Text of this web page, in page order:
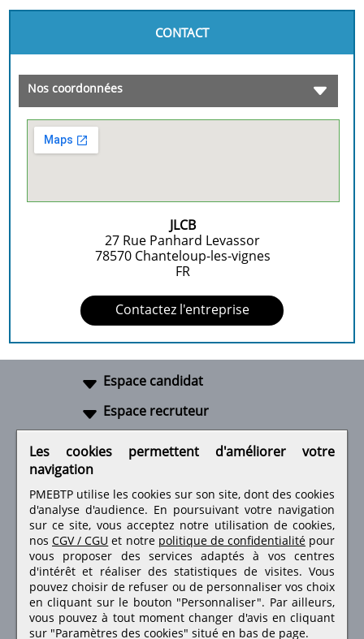
CONTACT
Nos coordonnées
JLCB
27 Rue Panhard Levassor
78570 Chanteloup-les-vignes
FR
Contactez l'entreprise
Espace candidat
Espace recruteur
Retrouvez-nous sur les réseaux sociaux
Les cookies permettent d'améliorer votre
navigation
PMEBTP utilise les cookies sur son site, dont des cookies
d'analyse d'audience. En poursuivant votre navigation
sur ce site, vous acceptez notre utilisation de cookies,
nos CGV / CGU et notre politique de confidentialité pour
vous proposer des services adaptés à vos centres
d'intérêt et réaliser des statistiques de visites.Vous
pouvez choisir de refuser ou de personnaliser vos choix
en cliquant sur le bouton "Personnaliser". Par ailleurs,
vous pouvez à tout moment changer d'avis en cliquant
sur "Paramètres des cookies" situé en bas de page.